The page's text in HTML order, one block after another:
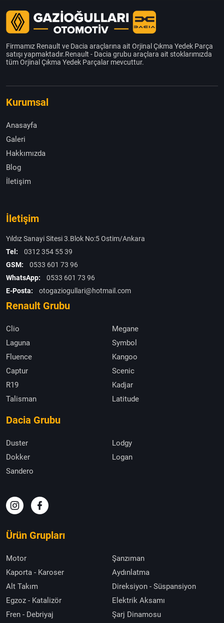
Firmamız Renault ve Dacia araçlarına ait Orjinal Çıkma Yedek Parça
satışı yapmaktadır.Renault - Dacia grubu araçlara ait stoklarımızda
tüm Orjinal Çıkma Yedek Parçalar mevcuttur.
Kurumsal
Anasayfa
Galeri
Hakkımızda
Blog
İletişim
İletişim
Yıldız Sanayi Sitesi 3.Blok No:5 Ostim/Ankara
Tel:
0312 354 55 39
GSM:
0533 601 73 96
WhatsApp:
0533 601 73 96
E-Posta:
otogaziogullari@hotmail.com
Renault Grubu
Clio
Megane
Laguna
Symbol
Fluence
Kangoo
Captur
Scenic
R19
Kadjar
Talisman
Latitude
Dacia Grubu
Duster
Lodgy
Dokker
Logan
Sandero
Ürün Grupları
Motor
Şanzıman
Kaporta - Karoser
Aydınlatma
Alt Takım
Direksiyon - Süspansiyon
Egzoz - Katalizör
Elektrik Aksamı
Fren - Debriyaj
Şarj Dinamosu